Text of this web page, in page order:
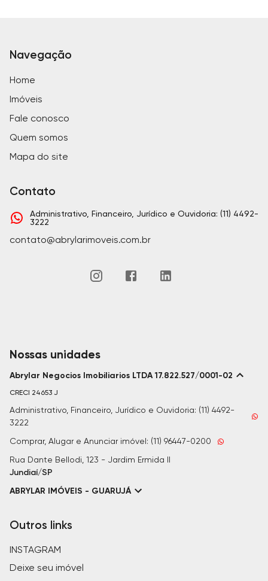
Navegação
Home
Imóveis
Fale conosco
Quem somos
Mapa do site
Contato
Administrativo, Financeiro, Jurídico e Ouvidoria: (11) 4492-
3222
contato@abrylarimoveis.com.br
Nossas unidades
Abrylar Negocios Imobiliarios LTDA 17.822.527/0001-02
CRECI 24653 J
Administrativo, Financeiro, Jurídico e Ouvidoria: (11) 4492-
3222
Comprar, Alugar e Anunciar imóvel: (11) 96447-0200
Rua Dante Bellodi, 123 - Jardim Ermida II
Jundiaí/SP
ABRYLAR IMÓVEIS - GUARUJÁ
Outros links
INSTAGRAM
Deixe seu imóvel